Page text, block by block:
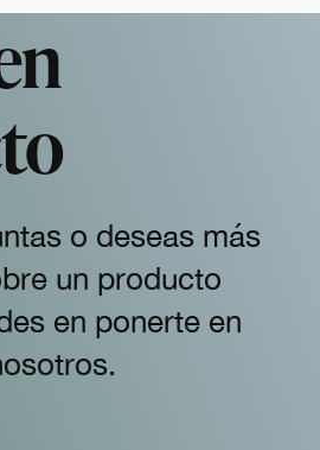
o deseas más
un producto
en ponerte en